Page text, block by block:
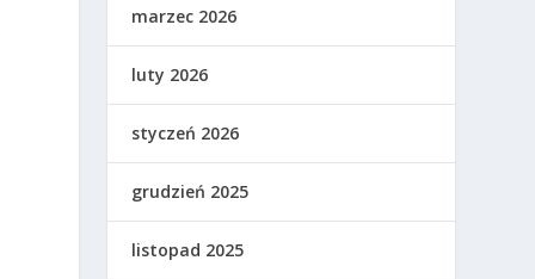
marzec 2026
luty 2026
styczeń 2026
grudzień 2025
listopad 2025